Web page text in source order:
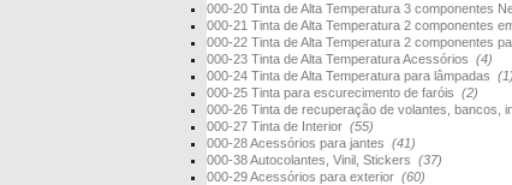
000-20 Tinta de Alta Temperatura 3 componentes
000-21 Tinta de Alta Temperatura 2 componentes
000-22 Tinta de Alta Temperatura 2 componentes
000-23 Tinta de Alta Temperatura Acessórios (4)
000-24 Tinta de Alta Temperatura para lâmpadas (1)
000-25 Tinta para escurecimento de faróis (2)
000-26 Tinta de recuperação de volantes, bancos,
000-27 Tinta de Interior (55)
000-28 Acessórios para jantes (41)
000-38 Autocolantes, Vinil, Stickers (37)
000-29 Acessórios para exterior (60)